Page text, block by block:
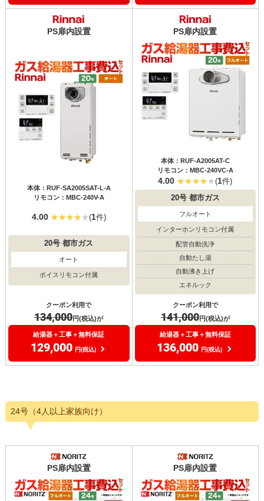
PS扉内設置
本体：RUF-SA2005SAT-L-A
リモコン：MBC-240V-A
4.00 (1件)
20号 都市ガス
オート
ボイスリモコン付属
クーポン利用で
134,000円(税込)が
給湯器＋工事＋無料保証
129,000 円(税込)
PS扉内設置
本体：RUF-A2005AT-C
リモコン：MBC-240VC-A
4.00 (1件)
20号都市ガス
フルオート
インターホンリモコン付属
配管自動洗浄
自動たし湯
自動沸き上げ
エネルック
クーポン利用で
141,000円(税込)が
給湯器＋工事＋無料保証
136,000 円(税込)
24号（4人以上家族向け）
PS扉内設置 PS扉内設置